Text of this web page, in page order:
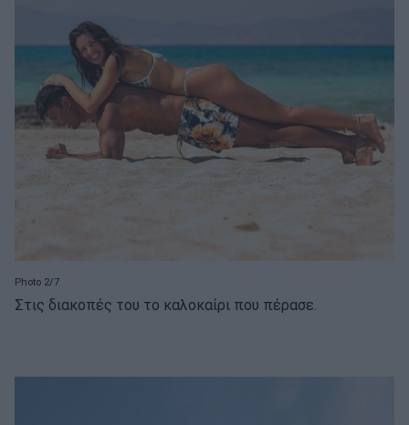
Photo 2/7
Στις διακοπές του το καλοκαίρι που πέρασε.